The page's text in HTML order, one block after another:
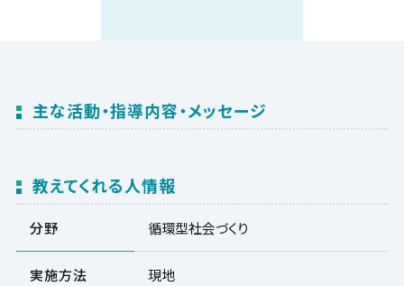
主な活動・指導内容・メッセージ
教えてくれる人情報
分野 循環型社会づくり
実施方法 現地